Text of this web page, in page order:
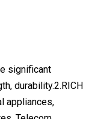
significant
durability.2.RICH
appliances,